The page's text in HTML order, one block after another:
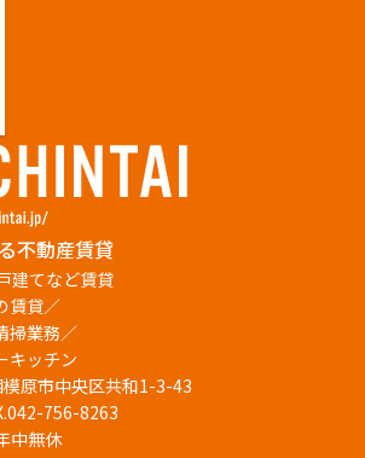
不動産賃貸
建てなど賃貸
賃貸／
掃業務／
キッチン
原市中央区共和1-3-43
756-8263
中無休